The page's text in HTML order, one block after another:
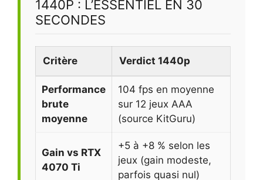
1440P : L’ESSENTIEL EN 30
SECONDES
Critère Verdict 1440p
Performance
brute
moyenne
104 fps en moyenne
sur 12 jeux AAA
(source KitGuru)
Gain vs RTX
4070 Ti
+5 à +8 % selon les
jeux (gain modeste,
parfois quasi nul)